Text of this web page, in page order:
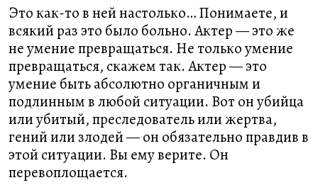
Это как-то в ней настолько… Понимаете, и
всякий раз это было больно. Актер — это же
не умение превращаться. Не только умение
превращаться, скажем так. Актер — это
умение быть абсолютно органичным и
подлинным в любой ситуации. Вот он убийца
или убитый, преследователь или жертва,
гений или злодей — он обязательно правдив в
этой ситуации. Вы ему верите. Он
перевоплощается.